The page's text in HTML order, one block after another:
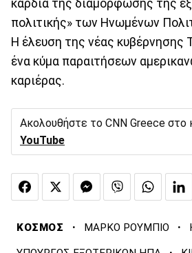
καρδιά της διαμόρφωσης της
πολιτικής» των Ηνωμένων
Η έλευση της νέας κυβέρνησης
ένα κύμα παραιτήσεων
καριέρας.
Ακολουθήστε το CNN Greece στο
YouTube
ΚΟΣΜΟΣ · ΜΑΡΚΟ ΡΟΥΜΠΙΟ ·